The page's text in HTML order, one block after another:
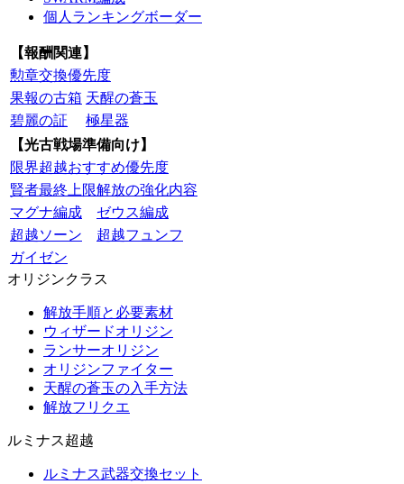
個人ランキングボーダー
【報酬関連】
勲章交換優先度
果報の古箱 天醒の蒼玉
碧麗の証
極星器
【光古戦場準備向け】
限界超越おすすめ優先度
賢者最終上限解放の強化内容
マグナ編成
ゼウス編成
超越ソーン
超越フュンフ
ガイゼン
オリジンクラス
解放手順と必要素材
ウィザードオリジン
ランサーオリジン
オリジンファイター
天醒の蒼玉の入手方法
解放フリクエ
ルミナス超越
ルミナス武器交換セット